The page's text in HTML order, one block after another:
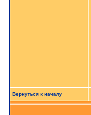
Вернуться к началу